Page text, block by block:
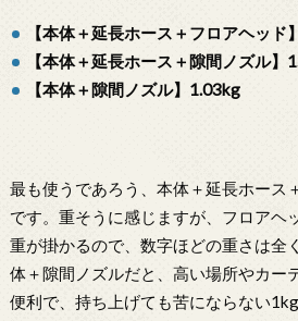
【本体＋延長ホース＋フロアヘッド
【本体＋延長ホース＋隙間ノズル】
【本体＋隙間ノズル】1.03kg
最も使うであろう、本体＋延長ホース
です。重そうに感じますが、フロアヘ
重が掛かるので、数字ほどの重さは全
体＋隙間ノズルだと、高い場所やカー
便利で、持ち上げても苦にならない1kg